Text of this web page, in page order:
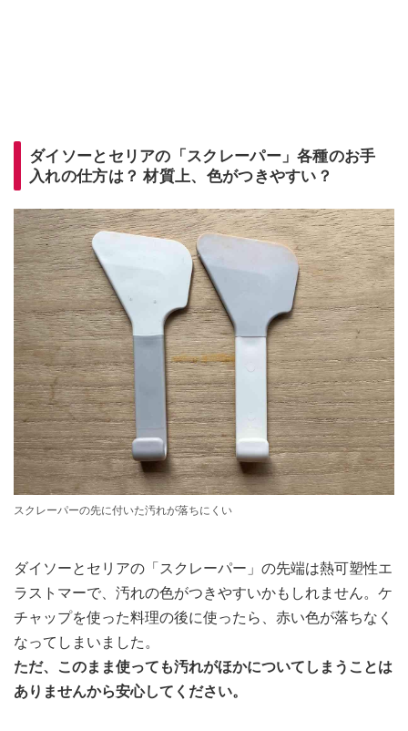
ダイソーとセリアの「スクレーパー」各種のお手
入れの仕方は？ 材質上、色がつきやすい？
スクレーパーの先に付いた汚れが落ちにくい
ダイソーとセリアの「スクレーパー」の先端は熱可塑性エ
ラストマーで、汚れの色がつきやすいかもしれません。ケ
チャップを使った料理の後に使ったら、赤い色が落ちなく
なってしまいました。
ただ、このまま使っても汚れがほかについてしまうことは
ありませんから安心してください。